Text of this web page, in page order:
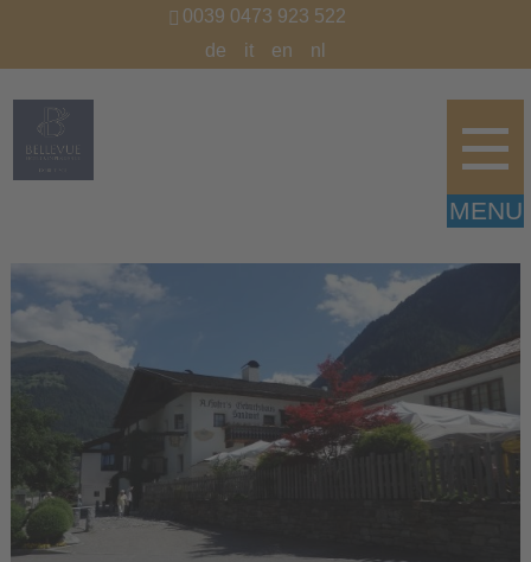
0039 0473 923 522
de
it en nl